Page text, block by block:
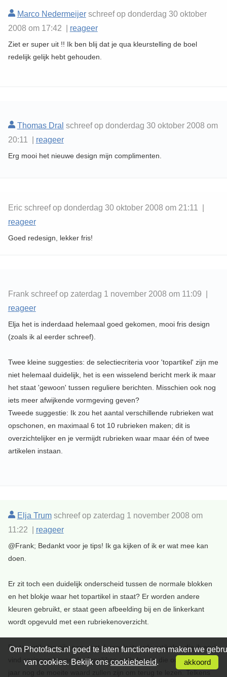
Marco Nedermeijerschreef op donderdag 30 oktober
2008 om 17:42 | reageer
Ziet er super uit !! Ik ben blij dat je qua kleurstelling de boel
redelijk gelijk hebt gehouden.
Thomas Dral schreef op donderdag 30 oktober 2008 om
20:11 | reageer
Erg mooi het nieuwe design mijn complimenten.
Eric schreef op donderdag 30 oktober 2008 om 21:11 |
reageer
Goed redesign, lekker fris!
Frank schreef op zaterdag 1 november 2008 om 11:09 |
reageer
Elja het is inderdaad helemaal goed gekomen, mooi fris design
(zoals ik al eerder schreef).
Twee kleine suggesties: de selectiecriteria voor 'topartikel' zijn me
niet helemaal duidelijk, het is een wisselend bericht merk ik maar
het staat 'gewoon' tussen reguliere berichten. Misschien ook nog
iets meer afwijkende vormgeving geven?
Tweede suggestie: Ik zou het aantal verschillende rubrieken wat
opschonen, en maximaal 6 tot 10 rubrieken maken; dit is
overzichtelijker en je vermijdt rubrieken waar maar één of twee
artikelen instaan.
Elja Trumschreef op zaterdag 1 november 2008 om
11:22 | reageer
@Frank; Bedankt voor je tips! Ik ga kijken of ik er wat mee kan
doen.
Er zit toch een duidelijk onderscheid tussen de normale blokken
en het blokje waar het topartikel in staat? Er worden andere
kleuren gebruikt, er staat geen afbeelding bij en de linkerkant
wordt opgevuld met een rubriekenoverzicht.
De topartikelen zijn een aantal geselecteerde artikelen die ik eruit
vind springen boven de dagelijkse artikelen en die ook over een
Om Photofacts.nl goed te laten functioneren maken we
van cookies. Bekijk ons cookiebeleid. akkoord